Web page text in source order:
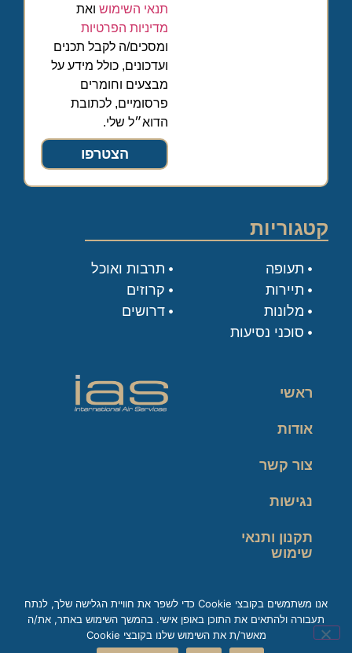
תנאי השימוש ואת
מדיניות הפרטיות
ומסכים/ה לקבל תכנים
ועדכונים, כולל מידע על
מבצעים וחומרים
פרסומיים, לכתובת
הדוא״ל שלי.
הצטרפו
קטגוריות
תעופה
תיירות
מלונות
סוכני נסיעות
תרבות ואוכל
קרוזים
דרושים
ראשי
אודות
צור קשר
נגישות
תקנון ותנאי
שימוש
זכות עיון במידע
אנו משתמשים בקובצי Cookie כדי לשפר את חוויית הגלישה שלך, לנתח
תעבורה ולהתאים את התוכן באופן אישי. בהמשך השימוש באתר, את/ה
מאשר/ת את השימוש שלנו בקובצי Cookie